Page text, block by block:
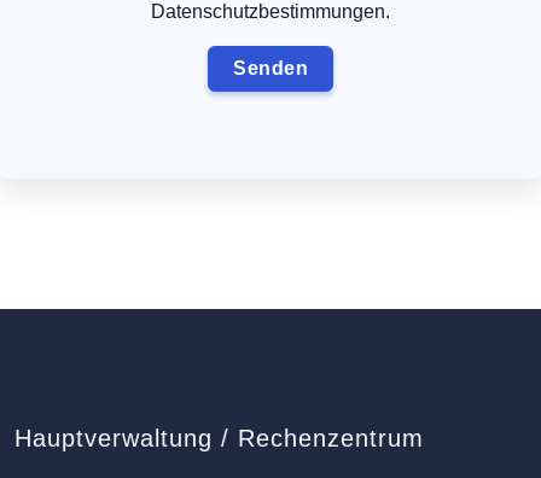
Datenschutzbestimmungen.
Hauptverwaltung / Rechenzentrum